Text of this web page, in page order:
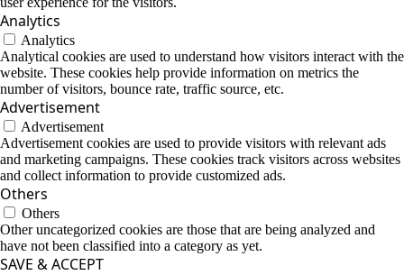
Analytics
Analytics
Analytical cookies are used to understand how visitors interact with the
website. These cookies help provide information on metrics the
number of visitors, bounce rate, traffic source, etc.
Advertisement
Advertisement
Advertisement cookies are used to provide visitors with relevant ads
and marketing campaigns. These cookies track visitors across websites
and collect information to provide customized ads.
Others
Others
Other uncategorized cookies are those that are being analyzed and
have not been classified into a category as yet.
SAVE & ACCEPT